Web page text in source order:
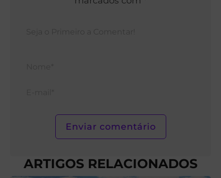
ARTIGOS RELACIONADOS